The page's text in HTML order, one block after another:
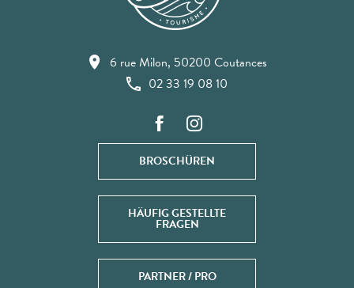
6 rue Milon, 50200 Coutances
02 33 19 08 10
BROSCHÜREN
HÄUFIG GESTELLTE
FRAGEN
PARTNER / PRO